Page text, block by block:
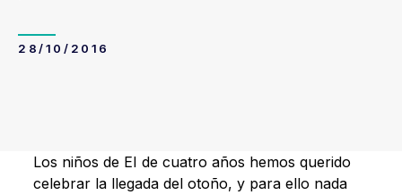
28/10/2016
Los niños de EI de cuatro años hemos querido
celebrar la llegada del otoño, y para ello nada